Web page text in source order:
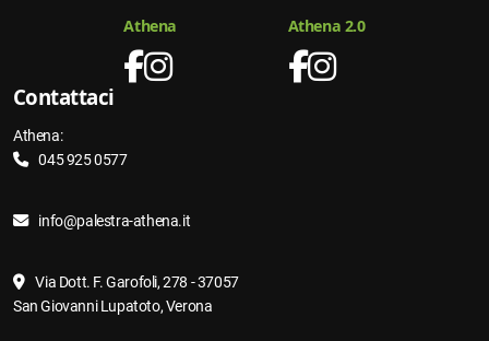
Athena Athena 2.0
Contattaci
Athena:
045 925 0577
info@palestra-athena.it
Via Dott. F. Garofoli, 278 - 37057
San Giovanni Lupatoto, Verona